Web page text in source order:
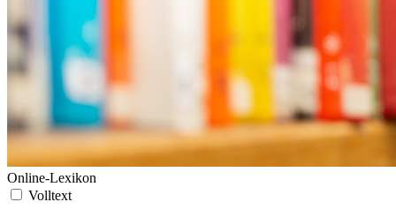
Online-Lexikon
Volltext